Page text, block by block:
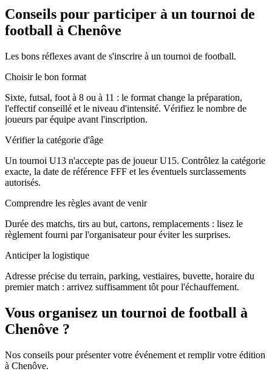
Conseils pour participer à un tournoi de
football à Chenôve
Les bons réflexes avant de s'inscrire à un tournoi de football.
Choisir le bon format
Sixte, futsal, foot à 8 ou à 11 : le format change la préparation,
l'effectif conseillé et le niveau d'intensité. Vérifiez le nombre de
joueurs par équipe avant l'inscription.
Vérifier la catégorie d'âge
Un tournoi U13 n'accepte pas de joueur U15. Contrôlez la catégorie
exacte, la date de référence FFF et les éventuels surclassements
autorisés.
Comprendre les règles avant de venir
Durée des matchs, tirs au but, cartons, remplacements : lisez le
règlement fourni par l'organisateur pour éviter les surprises.
Anticiper la logistique
Adresse précise du terrain, parking, vestiaires, buvette, horaire du
premier match : arrivez suffisamment tôt pour l'échauffement.
Vous organisez un tournoi de football à
Chenôve ?
Nos conseils pour présenter votre événement et remplir votre édition
à Chenôve.